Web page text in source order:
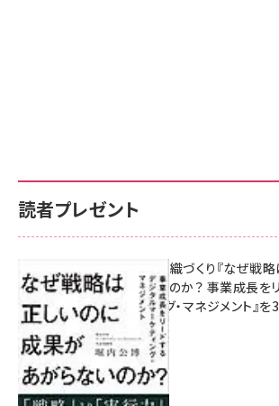
読者プレゼント
成果を生む組織づくり『なぜ戦
があがらないのか？ 事業成長を
マーケティング・マネジメント』
8月7日 10:00